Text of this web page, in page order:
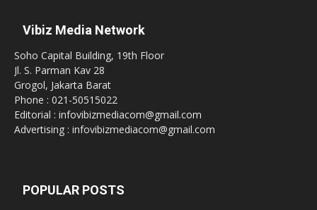
Vibiz Media Network
Soho Capital Building, 19th Floor
Jl. S. Parman Kav 28
Grogol, Jakarta Barat
Phone : 021-50515022
Editorial : infovibizmediacom@gmail.com
Advertising : infovibizmediacom@gmail.com
POPULAR POSTS